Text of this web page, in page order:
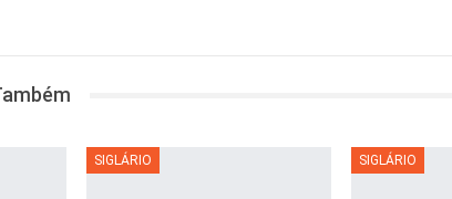
SIGLÁRIO SIGLÁRIO